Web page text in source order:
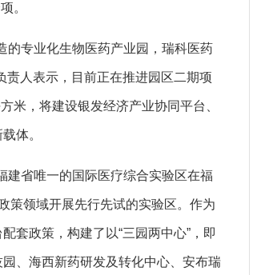
。
的专业化生物医药产业园，瑞科医药
责人表示，目前正在推进园区二期项
米，将建设银发经济产业协同平台、
体。
建省唯一的国际医疗综合实验区在福
策领域开展先行先试的实验区。作为
套政策，构建了以“三园两中心”，即
、海西新药研发及转化中心、安布瑞